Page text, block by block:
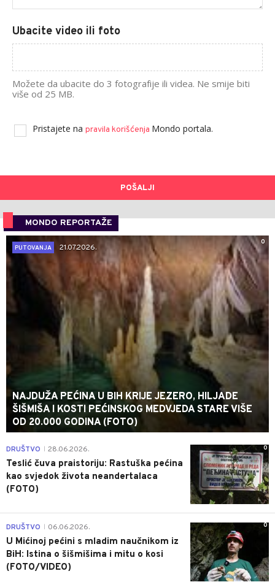
Ubacite video ili foto
Možete da ubacite do 3 fotografije ili videa. Ne smije biti
više od 25 MB.
Pristajete na pravila korišćenja Mondo portala.
POŠALJI
MONDO REPORTAŽE
0
PUTOVANJA
21.07.2026.
NAJDUŽA PEĆINA U BIH KRIJE JEZERO, HILJADE
ŠIŠMIŠA I KOSTI PEĆINSKOG MEDVJEDA STARE VIŠE
OD 20.000 GODINA (FOTO)
0
DRUŠTVO 28.06.2026.
Teslić čuva praistoriju: Rastuška pećina
kao svjedok života neandertalaca
(FOTO)
0
DRUŠTVO 06.06.2026.
U Mićinoj pećini s mladim naučnikom iz
BiH: Istina o šišmišima i mitu o kosi
(FOTO/VIDEO)